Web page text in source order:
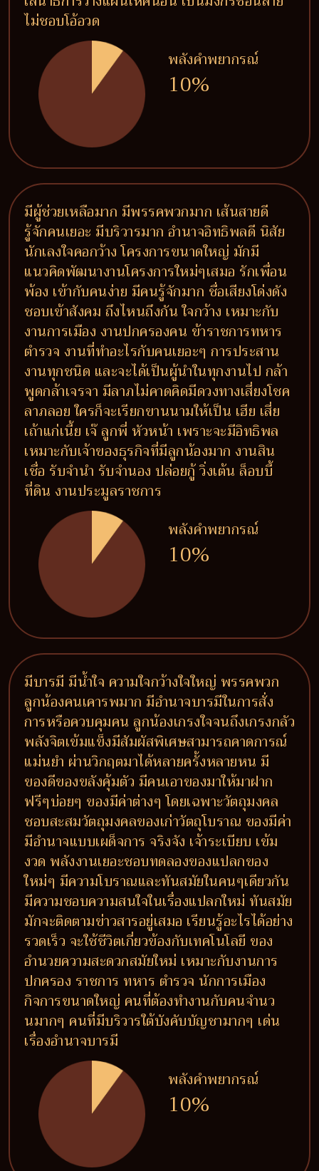
ไม่ชอบโอ้อวด
พลังคำพยากรณ์
10%
มีผู้ช่วยเหลือมาก มีพรรคพวกมาก เส้นสายดี
รู้จักคนเยอะ มีบริวารมาก อำนาจอิทธิพลดี นิสัย
นักเลงใจคอกว้าง โครงการขนาดใหญ่ มักมี
แนวคิดพัฒนางานโครงการใหม่ๆเสมอ รักเพื่อน
พ้อง เข้ากับคนง่าย มีคนรู้จักมาก ชื่อเสียงโด่งดัง
ชอบเข้าสังคม ถึงไหนถึงกัน ใจกว้าง เหมาะกับ
งานการเมือง งานปกครองคน ข้าราชการทหาร
ตำรวจ งานที่ทำอะไรกับคนเยอะๆ การประสาน
งานทุกชนิด และจะได้เป็นผู้นำในทุกงานไป กล้า
พูดกล้าเจรจา มีลาภไม่คาดคิดมีดวงทางเสี่ยงโชค
ลาภลอย ใครก็จะเรียกขานนามให้เป็น เฮีย เสี่ย
เถ้าแก่เนี้ย เจ๊ ลูกพี่ หัวหน้า เพราะจะมีอิทธิพล
เหมาะกับเจ้าของธุรกิจที่มีลูกน้องมาก งานสิน
เชื่อ รับจำนำ รับจำนอง ปล่อยกู้ วิ่งเต้น ล็อบบี้
ที่ดิน งานประมูลราชการ
พลังคำพยากรณ์
10%
มีบารมี มีน้ำใจ ความใจกว้างใจใหญ่ พรรคพวก
ลูกน้องคนเคารพมาก มีอำนาจบารมีในการสั่ง
การหรือควบคุมคน ลูกน้องเกรงใจจนถึงเกรงกลัว
พลังจิตเข้มแข็งมีสัมผัสพิเศษสามารถคาดการณ์
แม่นยำ ผ่านวิกฤตมาได้หลายครั้งหลายหน มี
ของดีของขลังคุ้มตัว มีคนเอาของมาให้มาฝาก
ฟรีๆบ่อยๆ ของมีค่าต่างๆ โดยเฉพาะวัตถุมงคล
ชอบสะสมวัตถุมงคลของเก่าวัตถุโบราณ ของมีค่า
มีอำนาจแบบเผด็จการ จริงจัง เจ้าระเบียบ เข้ม
งวด พลังงานเยอะชอบทดลองของแปลกของ
ใหม่ๆ มีความโบราณและทันสมัยในคนๆเดียวกัน
มีความชอบความสนใจในเรื่องแปลกใหม่ ทันสมัย
มักจะติดตามข่าวสารอยู่เสมอ เรียนรู้อะไรได้อย่าง
รวดเร็ว จะใช้ชีวิตเกี่ยวข้องกับเทคโนโลยี ของ
อำนวยความสะดวกสมัยใหม่ เหมาะกับงานการ
ปกครอง ราชการ ทหาร ตำรวจ นักการเมือง
กิจการขนาดใหญ่ คนที่ต้องทำงานกับคนจำนว
นมากๆ คนที่มีบริวารใต้บังคับบัญชามากๆ เด่น
เรื่องอำนาจบารมี
พลังคำพยากรณ์
10%